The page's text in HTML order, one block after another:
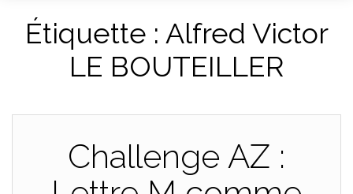
Étiquette : Alfred Victor
LE BOUTEILLER
Challenge AZ :